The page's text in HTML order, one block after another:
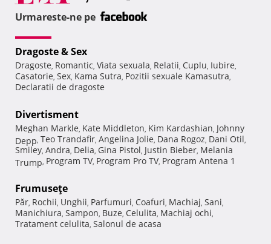
Urmareste-ne pe
Dragoste & Sex
Dragoste, Romantic, Viata sexuala, Relatii, Cuplu, Iubire,
Casatorie, Sex, Kama Sutra, Pozitii sexuale Kamasutra,
Declaratii de dragoste
Divertisment
Meghan Markle, Kate Middleton, Kim Kardashian, Johnny
Depp, Teo Trandafir, Angelina Jolie, Dana Rogoz, Dani Otil,
Smiley, Andra, Delia, Gina Pistol, Justin Bieber, Melania
Trump, Program TV, Program Pro TV, Program Antena 1
Frumuseţe
Păr, Rochii, Unghii, Parfumuri, Coafuri, Machiaj, Sani,
Manichiura, Sampon, Buze, Celulita, Machiaj ochi,
Tratament celulita, Salonul de acasa